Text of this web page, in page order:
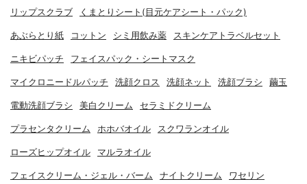
リップスクラブ くまとりシート(目元ケアシート・パック)
あぶらとり紙 コットン シミ用飲み薬 スキンケアトラベルセット
ニキビパッチ フェイスパック・シートマスク
マイクロニードルパッチ 洗顔クロス 洗顔ネット 洗顔ブラシ 繭玉
電動洗顔ブラシ 美白クリーム セラミドクリーム
プラセンタクリーム ホホバオイル スクワランオイル
ローズヒップオイル マルラオイル
フェイスクリーム・ジェル・バーム ナイトクリーム ワセリン